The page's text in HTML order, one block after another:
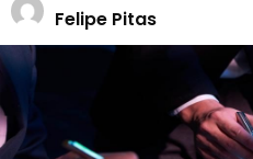
Felipe Pitas